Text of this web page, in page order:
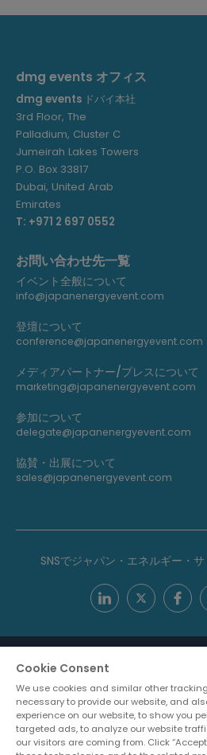
dmg events オフィス
dmg events ドバイ本社
3rd Floor, The
Palladium, Cluster C
Jumeirah Lakes Towers
P.O. Box 33817
Dubai, United Arab
Emirates
T: +971 2 697 0552
お問い合わせ先一覧
イベント全般について
info@japanenergyevent.com
登壇について
conference@japanenergyevent.com
メディアパートナー/プレスについて
marketing@japanenergyevent.com
参加について
delegate@japanenergyevent.com
協賛・出展について
sales@japanenergyevent.com
SNSでジャパン・エネルギー・
ABOUT US CAREERS PRIVACY
Cookie Consent
We use cookies and similar other
necessary to provide our website, and
experience on our website, to show you
targeted ads, to analyze our website
our visitors are coming from. Click